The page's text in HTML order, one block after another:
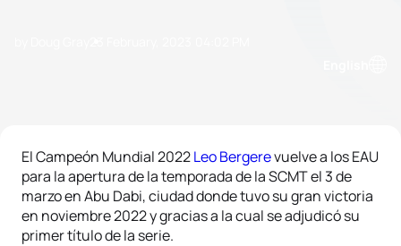
El Campeón Mundial 2022Leo Bergerevuelve a los EAU
para la apertura de la temporada de la SCMT el 3 de
marzo en Abu Dabi, ciudad donde tuvo su gran victoria
en noviembre 2022 y gracias a la cual se adjudicó su
primer título de la serie.